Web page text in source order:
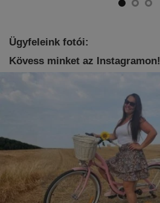
Ügyfeleink fotói:
Kövess minket az Instagramon!